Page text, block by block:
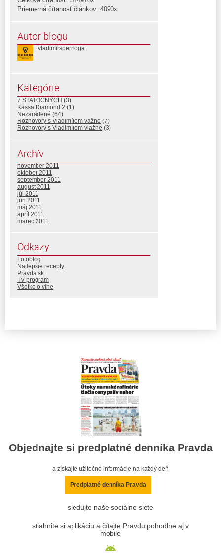
Priemerná čítanosť článkov: 4090x
Autor blogu
vladimirspernoga
Kategórie
7 STATOČNÝCH (3)
Kassa Diamond 2 (1)
Nezaradené (64)
Rozhovory s Vladimírom važne (7)
Rozhovory s Vladimírom vlažne (3)
Archív
november 2011
október 2011
september 2011
august 2011
júl 2011
jún 2011
máj 2011
apríl 2011
marec 2011
Odkazy
Fotoblog
Najlepšie recepty
Pravda.sk
TV program
Všetko o víne
Objednajte si predplatné denníka Pravda
a získajte užitočné informácie na každý deň
Predplatné denníka Pravda
sledujte naše sociálne siete
stiahnite si aplikáciu a čítajte Pravdu pohodlne aj v
mobile